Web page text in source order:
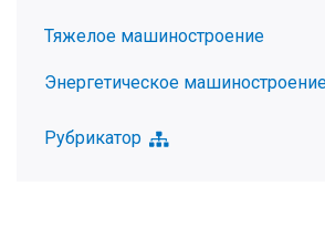
Тяжелое машиностроение
Энергетическое
Рубрикатор